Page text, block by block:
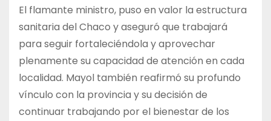
El flamante ministro, puso en valor la estructura
sanitaria del Chaco y aseguró que trabajará
para seguir fortaleciéndola y aprovechar
plenamente su capacidad de atención en cada
localidad. Mayol también reafirmó su profundo
vínculo con la provincia y su decisión de
continuar trabajando por el bienestar de los